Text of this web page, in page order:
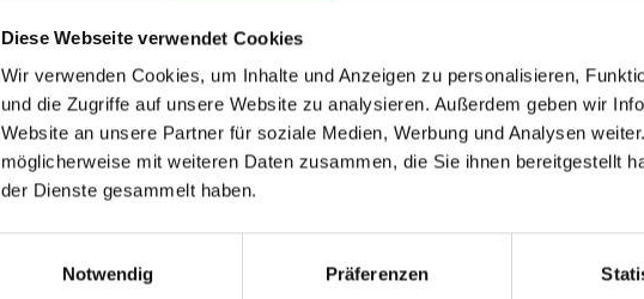
Diese Webseite verwendet Cookies
Wir verwenden Cookies, um Inhalte und Anzeigen zu personalisieren,
und die Zugriffe auf unsere Website zu analysieren. Außerdem geben wir
Website an unsere Partner für soziale Medien, Werbung und Analysen
möglicherweise mit weiteren Daten zusammen, die Sie ihnen bereitgestellt
der Dienste gesammelt haben.
Notwendig Präferenzen
Terrassendächer